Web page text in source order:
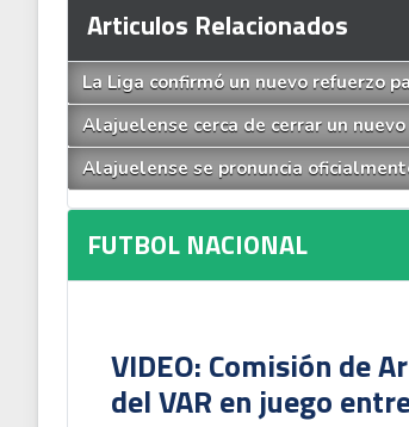
Articulos Relacionados
La Liga confirmó un nuevo refuerzo
Alajuelense cerca de cerrar un
Alajuelense se pronuncia
FUTBOL NACIONAL
VIDEO: Comisión de
del VAR en juego